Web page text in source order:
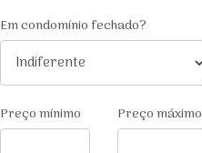
Em condomínio fechado?
Preço mínimo Preço máximo